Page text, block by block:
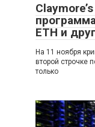
ETH и
На 11 ноября
второй строчке
только